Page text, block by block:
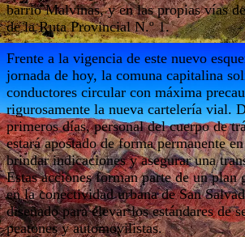
barrio Malvinas, y en las propias vías
de la Ruta Provincial N.º 1.
Frente a la vigencia de este nuevo
jornada de hoy, la comuna capitalina
conductores circular con máxima
rigurosamente la nueva cartelería vial.
primeros días, personal del cuerpo de
estará apostado de forma permanente
brindar indicaciones y asegurar una
Estas acciones forman parte de un plan
en la conectividad urbana de San
diseñado para elevar los estándares de
peatones y automovilistas.